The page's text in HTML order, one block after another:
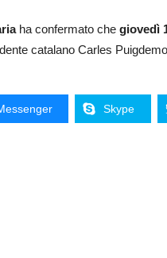
ha confermato che giovedì
catalano Carles
Skype